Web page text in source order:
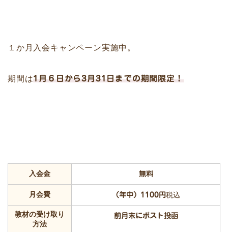
１か月入会キャンペーン実施中。
期間は1月６日から3月31日までの期間限定！
入会金 無料
月会費 （年中）1100円税込
教材の受け取り
方法
前月末にポスト投函